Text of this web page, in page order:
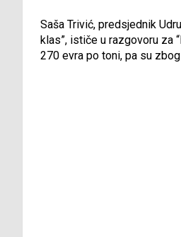
Saša Trivić, predsjednik
klas”, ističe u razgovoru za
270 evra po toni, pa su